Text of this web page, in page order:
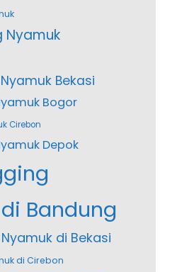
Nyamuk
Bekasi
Bogor
Cirebon
Depok
Bandung
di Bekasi
di Cirebon